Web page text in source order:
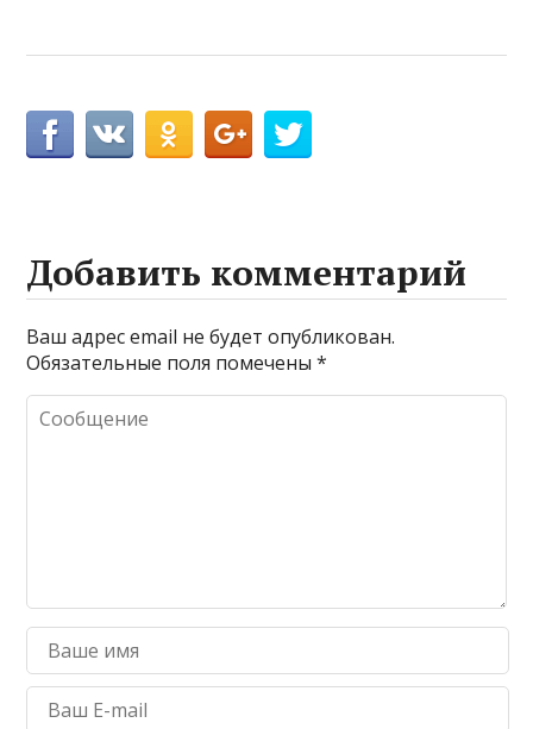
Добавить комментарий
Ваш адрес email не будет опубликован.
Обязательные поля помечены*